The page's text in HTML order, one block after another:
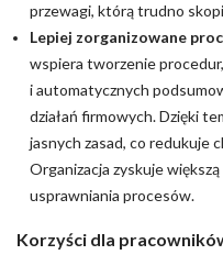
przewagi, którą trudno
Lepiej zorganizowane
wspiera tworzenie
i automatycznych
działań firmowych. Dzięki
jasnych zasad, co redukuje
Organizacja zyskuje
usprawniania procesów.
Korzyści dla